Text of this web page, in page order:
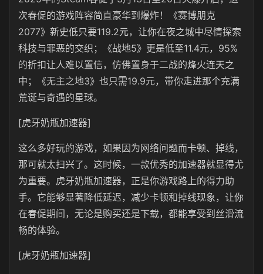
次春促的游戏阵容简直豪华到爆炸！《赛博朋克
2077》新史低只要119.2元，让你在夜之城中尽情探索
科技与罪恶的交织；《战地5》更是低至11.4元，95%
的折扣让人难以置信，仿佛置身于二战的烽火连天之
中；《无主之地3》也只需19.9元，带你走进那个充满
荒诞与奇遇的星球。
[虎牙奶瓶加速器]
这么多好玩的游戏，如果因为网络问题而卡顿、掉线，
那可就太扫兴了。这时候，一款优秀的加速器就显得尤
为重要。虎牙奶瓶加速器，正是你游戏路上的得力助
手。它能够显著降低延迟，减少卡顿和掉线现象，让你
在春促期间，无论是购买还是下载，都能享受到丝滑流
畅的体验。
[虎牙奶瓶加速器]